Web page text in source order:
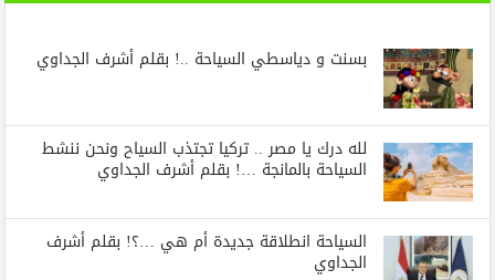
بسنت و دياسطي السياحة ..! بقلم أشرف الجداوي
لله درك يا مصر .. تركيا تجتذب السياح ونحن ننشط
السياحة بالمانجة …! بقلم أشرف الجداوي
السياحة انطلاقة جديدة أم هي …؟! بقلم أشرف
الجداوي